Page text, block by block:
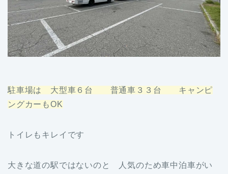
駐車場は 大型車６台 普通車３３台 キャンピ
ングカーもOK
トイレもキレイです
大きな道の駅ではないのと 人気のため車中泊車がい